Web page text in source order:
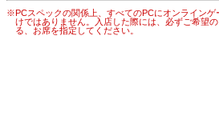
※PCスペックの関係上、すべてのPCにオンライン
けではありません。入店した際には、必ずご希望
る、お席を指定してください。